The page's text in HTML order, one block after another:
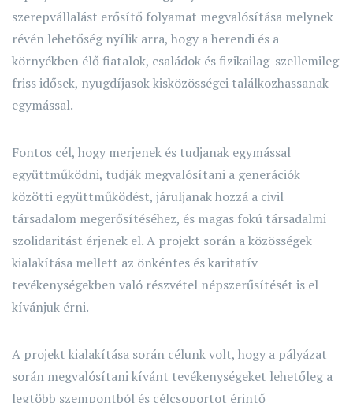
szerepvállalást erősítő folyamat megvalósítása melynek
révén lehetőség nyílik arra, hogy a herendi és a
környékben élő fiatalok, családok és fizikailag-szellemileg
friss idősek, nyugdíjasok kisközösségei találkozhassanak
egymással.
Fontos cél, hogy merjenek és tudjanak egymással
együttműködni, tudják megvalósítani a generációk
közötti együttműködést, járuljanak hozzá a civil
társadalom megerősítéséhez, és magas fokú társadalmi
szolidaritást érjenek el. A projekt során a közösségek
kialakítása mellett az önkéntes és karitatív
tevékenységekben való részvétel népszerűsítését is el
kívánjuk érni.
A projekt kialakítása során célunk volt, hogy a pályázat
során megvalósítani kívánt tevékenységeket lehetőleg a
legtöbb szempontból és célcsoportot érintő